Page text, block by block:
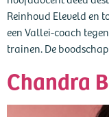
Reinhoud Eleveld en
een Vallei-coach
trainen. De
Chandra